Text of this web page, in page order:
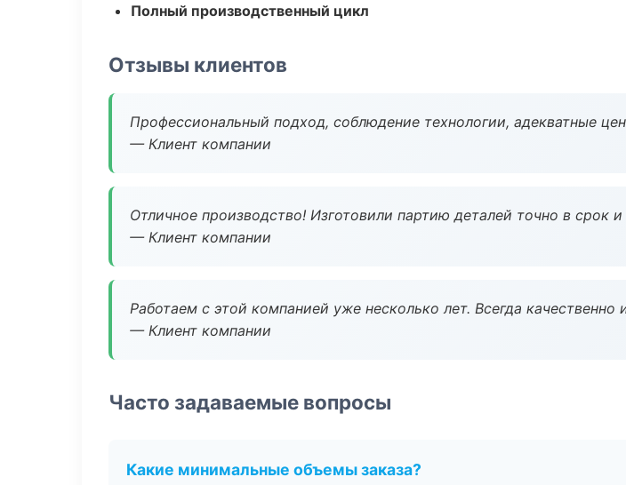
Полный производственный цикл
Отзывы клиентов
Профессиональный подход, соблюдение технологии, адекватные
— Клиент компании
Отличное производство! Изготовили партию деталей точно в срок
— Клиент компании
Работаем с этой компанией уже несколько лет. Всегда качественно
— Клиент компании
Часто задаваемые вопросы
Какие минимальные объемы заказа?